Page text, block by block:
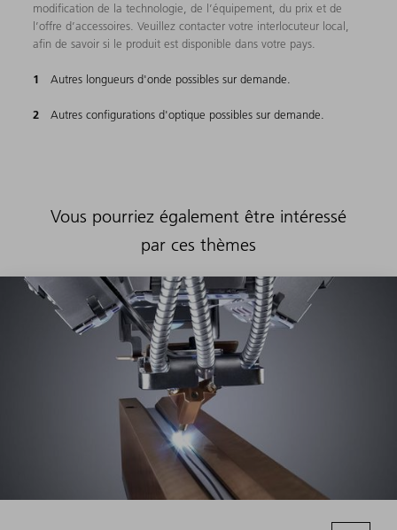
modification de la technologie, de l’équipement, du prix et de
l’offre d’accessoires. Veuillez contacter votre interlocuteur local,
afin de savoir si le produit est disponible dans votre pays.
Autres longueurs d'onde possibles sur demande.
Autres configurations d'optique possibles sur demande.
Vous pourriez également être intéressé
par ces thèmes